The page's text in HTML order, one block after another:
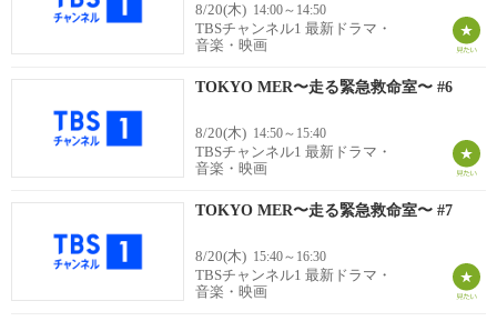
8/20(木) 14:00～14:50
TBSチャンネル1 最新ドラマ・
音楽・映画
TOKYO MER〜走る緊急救命室〜 #6
8/20(木) 14:50～15:40
TBSチャンネル1 最新ドラマ・
音楽・映画
TOKYO MER〜走る緊急救命室〜 #7
8/20(木) 15:40～16:30
TBSチャンネル1 最新ドラマ・
音楽・映画